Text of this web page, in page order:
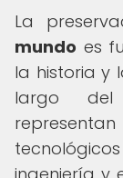
La
mundo es
la historia y
largo del